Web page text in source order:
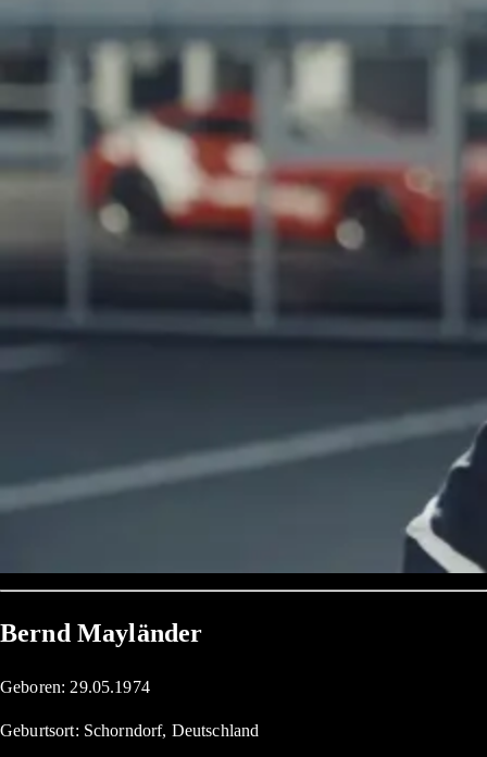
Bernd Mayländer
Geboren: 29.05.1974
Geburtsort: Schorndorf, Deutschland